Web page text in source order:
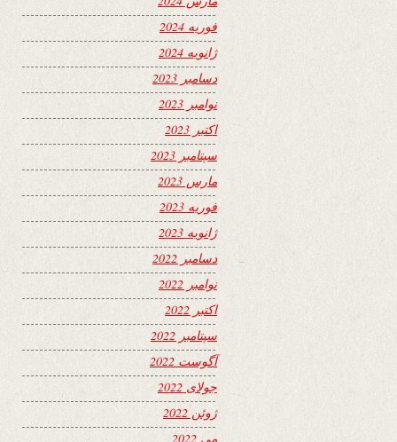
فوریه 2024
ژانویه 2024
دسامبر 2023
نوامبر 2023
اکتبر 2023
سپتامبر 2023
مارس 2023
فوریه 2023
ژانویه 2023
دسامبر 2022
نوامبر 2022
اکتبر 2022
سپتامبر 2022
آگوست 2022
جولای 2022
ژوئن 2022
می 2022